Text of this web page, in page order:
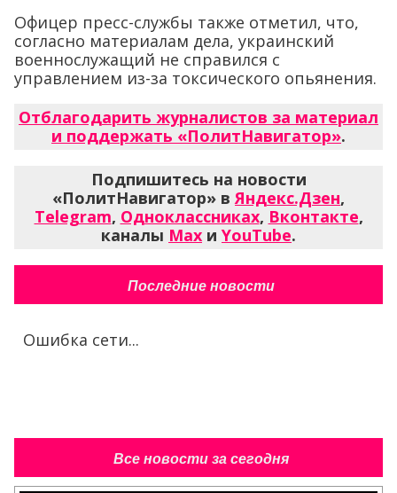
Офицер пресс-службы также отметил, что,
согласно материалам дела, украинский
военнослужащий не справился с
управлением из-за токсического опьянения.
Отблагодарить журналистов за материал
и поддержать «ПолитНавигатор».
Подпишитесь на новости
«ПолитНавигатор» вЯндекс.Дзен,
Telegram, Одноклассниках, Вконтакте,
каналы Max и YouTube.
Последние новости
Ошибка сети...
Все новости за сегодня